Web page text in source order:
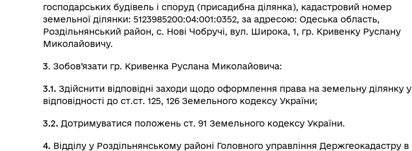
господарських будівель і споруд (присадибна ділянка), кадастровий номер
земельної ділянки: 5123985200:04:001:0352, за адресою: Одеська область,
Роздільнянський район, с. Нові Чобручі, вул. Широка, 1, гр. Кривенку Руслану
Миколайовичу.
3. Зобов’язати гр. Кривенка Руслана Миколайовича:
3.1. Здійснити відповідні заходи щодо оформлення права на земельну ділянку у
відповідності до ст.ст. 125, 126 Земельного кодексу України;
3.2. Дотримуватися положень ст. 91 Земельного кодексу України.
4. Відділу у Роздільнянському районі Головного управління Держгеокадастру в